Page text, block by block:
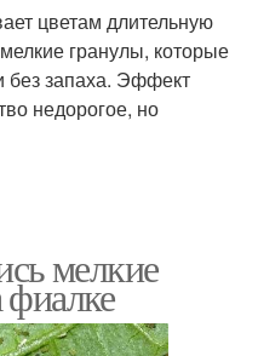
цветам длительную
гранулы, которые
без запаха. Эффект
недорогое, но
мелкие